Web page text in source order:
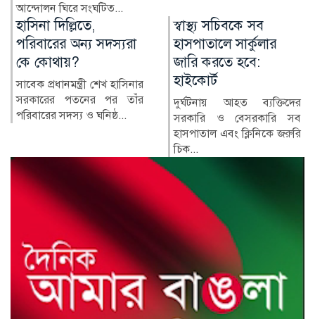
সদস্যরা
শেখ হাসিনার
পর তাঁর
ও ঘনিষ্ঠ...
স্বাস্থ্য সচিবকে সব
হাসপাতালে সার্কুলার
জারি করতে হবে:
হাইকোর্ট
দুর্ঘটনায় আহত ব্যক্তিদের
সরকারি ও বেসরকারি সব
হাসপাতাল এবং ক্লিনিকে জরুরি
র‍্যাবের
বাহিনী,
আইনে?
(র‍্যাব)
রেসপন্স ব্যা...